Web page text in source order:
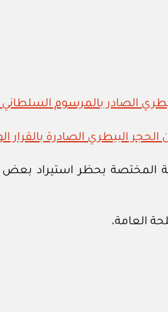
الصادر بالمرسوم السلطاني رقم ٤٥
البيطري الصادرة بالقرار الوزاري
المختصة بحظر استيراد
العامة،